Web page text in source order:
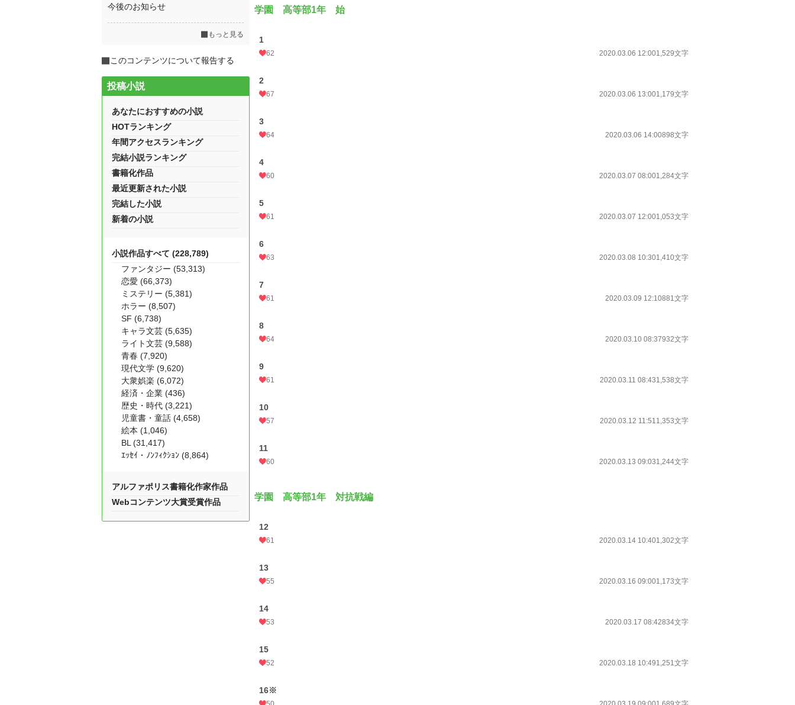
学園 高等部1年 始
1
62 2020.03.06 12:001,529文字
2
67 2020.03.06 13:001,179文字
3
64 2020.03.06 14:00898文字
4
60 2020.03.07 08:001,284文字
5
61 2020.03.07 12:001,053文字
6
63 2020.03.08 10:301,410文字
7
61 2020.03.09 12:10881文字
8
64 2020.03.10 08:37932文字
9
61 2020.03.11 08:431,538文字
10
57 2020.03.12 11:511,353文字
11
60 2020.03.13 09:031,244文字
学園 高等部1年 対抗戦編
12
61 2020.03.14 10:401,302文字
13
55 2020.03.16 09:001,173文字
14
53 2020.03.17 08:42834文字
15
52 2020.03.18 10:491,251文字
16※
今後のお知らせ
もっと見る
このコンテンツについて報告する
投稿小説
あなたにおすすめの小説
HOTランキング
年間アクセスランキング
完結小説ランキング
書籍化作品
最近更新された小説
完結した小説
新着の小説
小説作品すべて (228,789)
ファンタジー (53,313)
恋愛 (66,373)
ミステリー (5,381)
ホラー (8,507)
SF (6,738)
キャラ文芸 (5,635)
ライト文芸 (9,588)
青春 (7,920)
現代文学 (9,620)
大衆娯楽 (6,072)
経済・企業 (436)
歴史・時代 (3,221)
児童書・童話 (4,658)
絵本 (1,046)
BL (31,417)
ｴｯｾｲ・ﾉﾝﾌｨｸｼｮﾝ (8,864)
アルファポリス書籍化作家作品
Webコンテンツ大賞受賞作品